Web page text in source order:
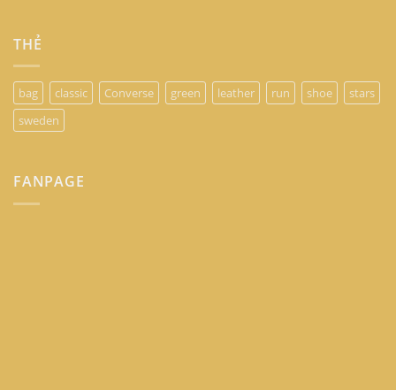
THẺ
bag classic Converse green leather run shoe
stars
sweden
FANPAGE